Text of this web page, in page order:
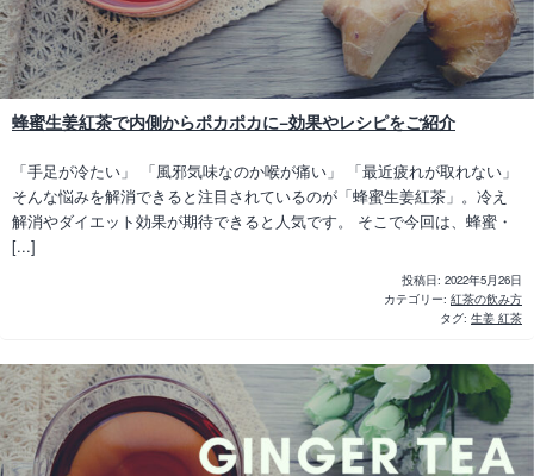
蜂蜜生姜紅茶で内側からポカポカに−効果やレシピをご紹介
「手足が冷たい」 「風邪気味なのか喉が痛い」 「最近疲れが取れない」
そんな悩みを解消できると注目されているのが「蜂蜜生姜紅茶」。冷え
解消やダイエット効果が期待できると人気です。 そこで今回は、蜂蜜・
[...]
投稿日: 2022年5月26日
カテゴリー: 紅茶の飲み方
タグ: 生姜 紅茶